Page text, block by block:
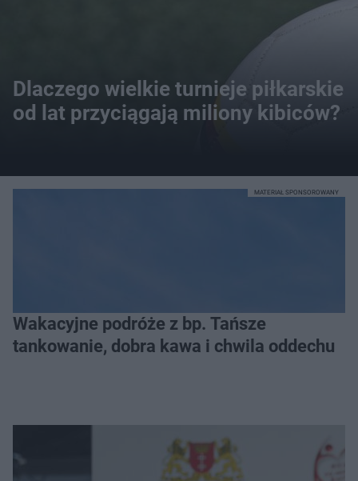
Dlaczego wielkie turnieje piłkarskie
od lat przyciągają miliony kibiców?
Wakacyjne podróże z bp. Tańsze
tankowanie, dobra kawa i chwila oddechu
MATERIAŁ SPONSOROWANY